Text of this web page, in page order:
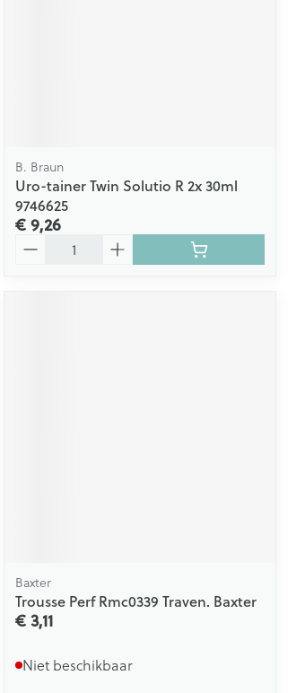
B. Braun
Uro-tainer Twin Solutio R 2x 30ml
9746625
€ 9,26
Baxter
Trousse Perf Rmc0339 Traven. Baxter
€ 3,11
Niet beschikbaar